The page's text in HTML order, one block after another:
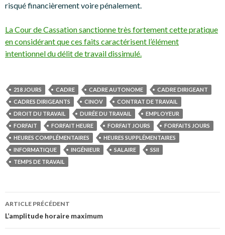
risqué financièrement voire pénalement.
La Cour de Cassation sanctionne très fortement cette pratique
en considérant que ces faits caractérisent l’élément
intentionnel du délit de travail dissimulé.
218 JOURS CADRE CADRE AUTONOME
CADRE DIRIGEANT
CADRES DIRIGEANTS
CINOV
CONTRAT DE TRAVAIL
DROIT DU TRAVAIL
DURÉE DU TRAVAIL
EMPLOYEUR
FORFAIT
FORFAIT HEURE FORFAIT JOURS
FORFAITS JOURS
HEURES COMPLÉMENTAIRES
HEURES SUPPLÉMENTAIRES
INFORMATIQUE
INGÉNIEUR SALAIRE
SSII
TEMPS DE TRAVAIL
Navigation
des
ARTICLE PRÉCÉDENT
L’amplitude horaire maximum